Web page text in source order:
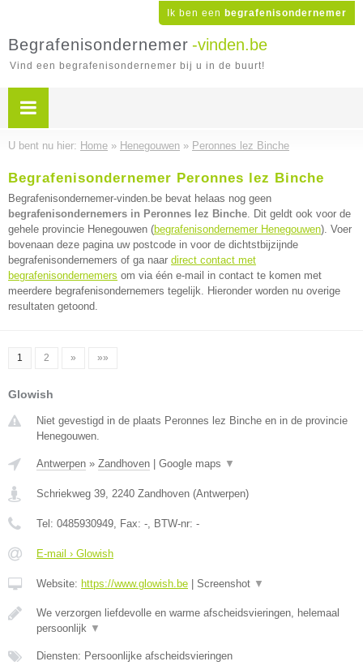
Ik ben een begrafenisondernemer
Begrafenisondernemer -vinden.be
Vind een begrafenisondernemer bij u in de buurt!
U bent nu hier: Home » Henegouwen » Peronnes lez Binche
Begrafenisondernemer Peronnes lez Binche
Begrafenisondernemer-vinden.be bevat helaas nog geen
begrafenisondernemers in Peronnes lez Binche. Dit geldt ook voor de
gehele provincie Henegouwen (begrafenisondernemer Henegouwen). Voer
bovenaan deze pagina uw postcode in voor de dichtstbijzijnde
begrafenisondernemers of ga naar direct contact met
begrafenisondernemers om via één e-mail in contact te komen met
meerdere begrafenisondernemers tegelijk. Hieronder worden nu overige
resultaten getoond.
1 2 » »»
Glowish
Niet gevestigd in de plaats Peronnes lez Binche en in de provincie
Henegouwen.
Antwerpen » Zandhoven Google maps ▼
Schriekweg 39, 2240 Zandhoven (Antwerpen)
Tel: 0485930949, Fax: -, BTW-nr: -
E-mail › Glowish
Website: https://www.glowish.be Screenshot ▼
We verzorgen liefdevolle en warme afscheidsvieringen, helemaal
persoonlijk ▼
Diensten: Persoonlijke afscheidsvieringen